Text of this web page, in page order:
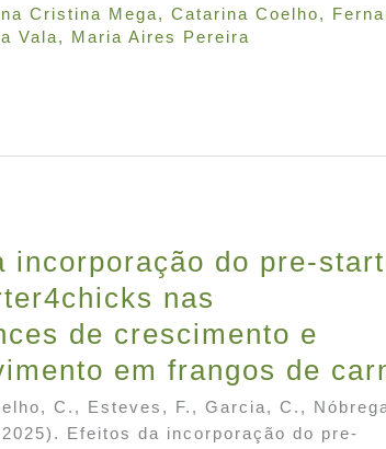
Cristina Mega,Catarina Coelho,
Vala, Maria Aires Pereira
incorporação do pre-
nas
de crescimento e
em frangos de
C., Esteves, F., Garcia, C.,
Efeitos da incorporação do pre-